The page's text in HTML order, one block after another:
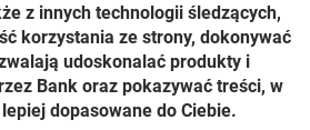
z Platformy goodie.pl dostępny jest
regulaminlink otwiera się w
otwiera się w nowej
z innych technologii śledzących,
korzystania ze strony, dokonywać
udoskonalać produkty i
Bank oraz pokazywać treści, w
dopasowane do Ciebie.